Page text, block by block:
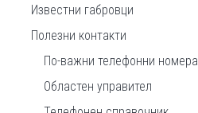
Известни габровци
Полезни контакти
По-важни телефонни номера
Областен управител